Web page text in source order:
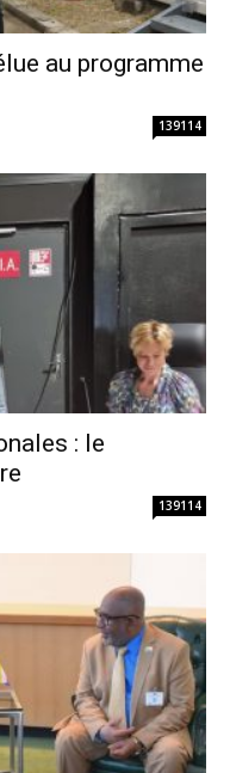
au programme
139114
: le
139114